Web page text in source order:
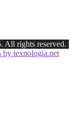
All rights reserved.